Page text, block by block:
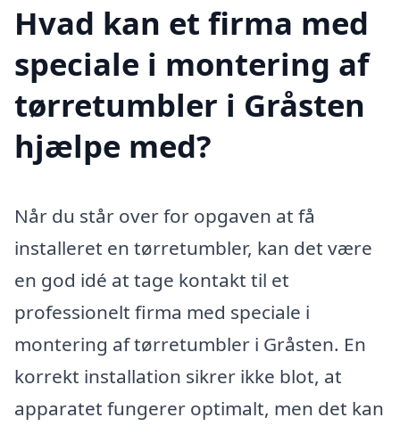
Hvad kan et firma med
speciale i montering af
tørretumbler i Gråsten
hjælpe med?
Når du står over for opgaven at få
installeret en tørretumbler, kan det være
en god idé at tage kontakt til et
professionelt firma med speciale i
montering af tørretumbler i Gråsten. En
korrekt installation sikrer ikke blot, at
apparatet fungerer optimalt, men det kan